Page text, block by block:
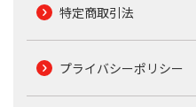
特定商取引法
プライバシーポリシー